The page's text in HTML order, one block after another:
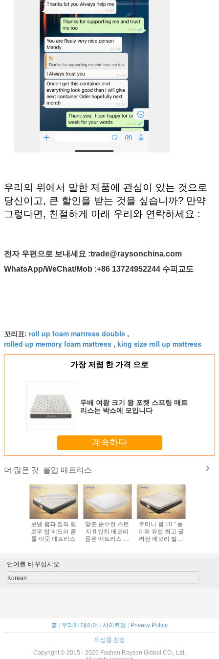
우리의 위에서 말한 제품에 관심이 있는 것으로
당신이고, 큰 할인을 받는 것을 싶습니까? 만약
그렇다면, 친절하게 아래 우리와 연락하세요 :
전자 우편으로 보내세요 :trade@raysonchina.com
WhatsApp/WeChat/Mob :+86 13724952244 수피교도
꼬리표: roll up foam mattress double ,
rolled up memory foam mattress , king size roll up mattress
가장 저렴 한 가격 으로
두배 여왕 크기 왕 포켓 스프링 매트
리스는 박스에 모입니다
계속하다
더 많은 것 롤업 매트리스
편안한 10 인치 킹
/ 퀸 사이즈 롤업 메
모리 폼 매트리스
사치스러운 7 인치
압축된 보넬 봄 화
면 상향 이동 매트
편성포 포켓 스프
링은 발포제 매트
리스 두배 스존리,
언어를 바꾸십시오
Korean
홈 | 우리에 대하여 | 사이트맵 | Privacy Policy
탁상용 전망
Copyright © 2015 - 2026 Foshan Rayson Global CO., Ltd.